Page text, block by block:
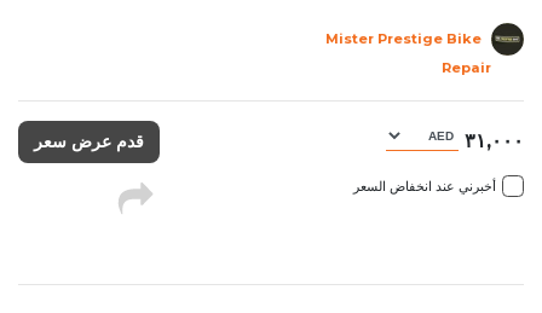
Mister Prestige Bike
Repair
٣١,٠٠٠
أخبرني عند انخفاض السعر
قدم عرض سعر